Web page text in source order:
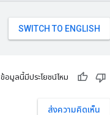
ข้อมูลนี้มีประโยชน์ไหม
ส่งความคิดเห็น